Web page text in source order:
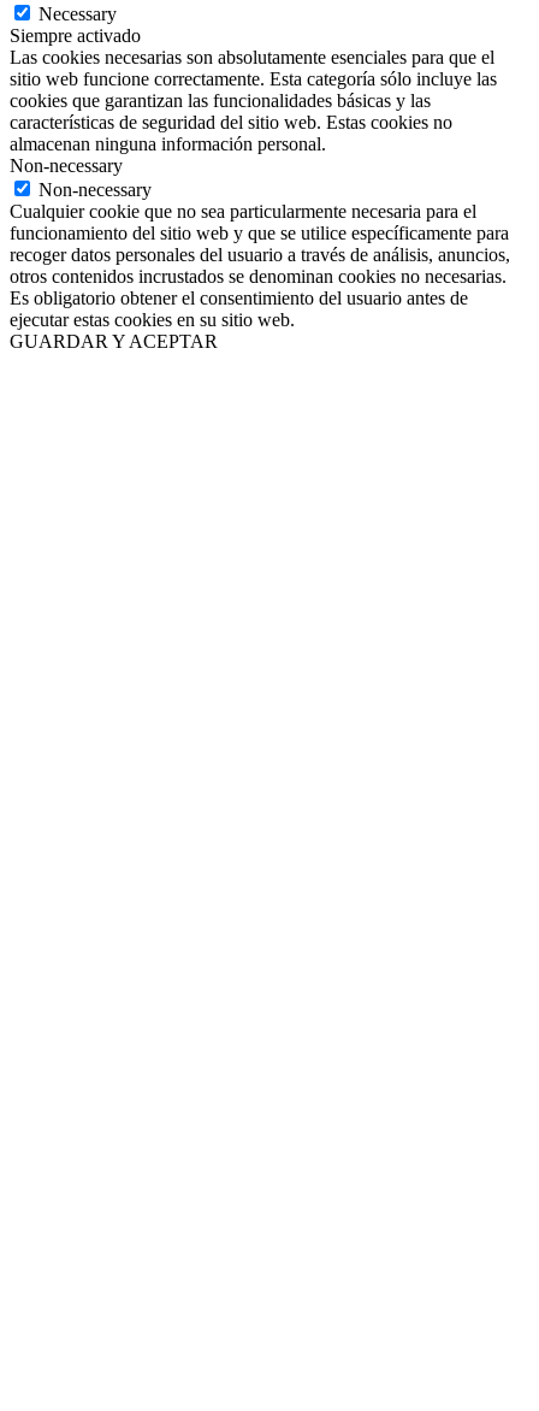
Necessary
Siempre activado
Las cookies necesarias son absolutamente esenciales para que el
sitio web funcione correctamente. Esta categoría sólo incluye las
cookies que garantizan las funcionalidades básicas y las
características de seguridad del sitio web. Estas cookies no
almacenan ninguna información personal.
Non-necessary
Non-necessary
Cualquier cookie que no sea particularmente necesaria para el
funcionamiento del sitio web y que se utilice específicamente para
recoger datos personales del usuario a través de análisis, anuncios,
otros contenidos incrustados se denominan cookies no necesarias.
Es obligatorio obtener el consentimiento del usuario antes de
ejecutar estas cookies en su sitio web.
GUARDAR Y ACEPTAR